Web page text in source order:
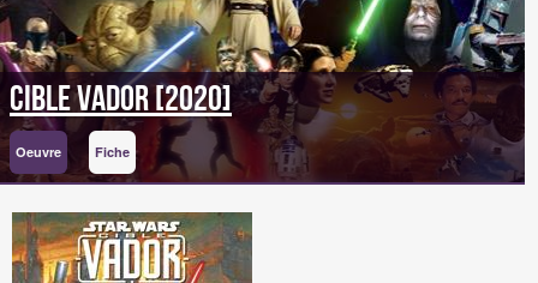
Cible Vador [2020]
Oeuvre Fiche